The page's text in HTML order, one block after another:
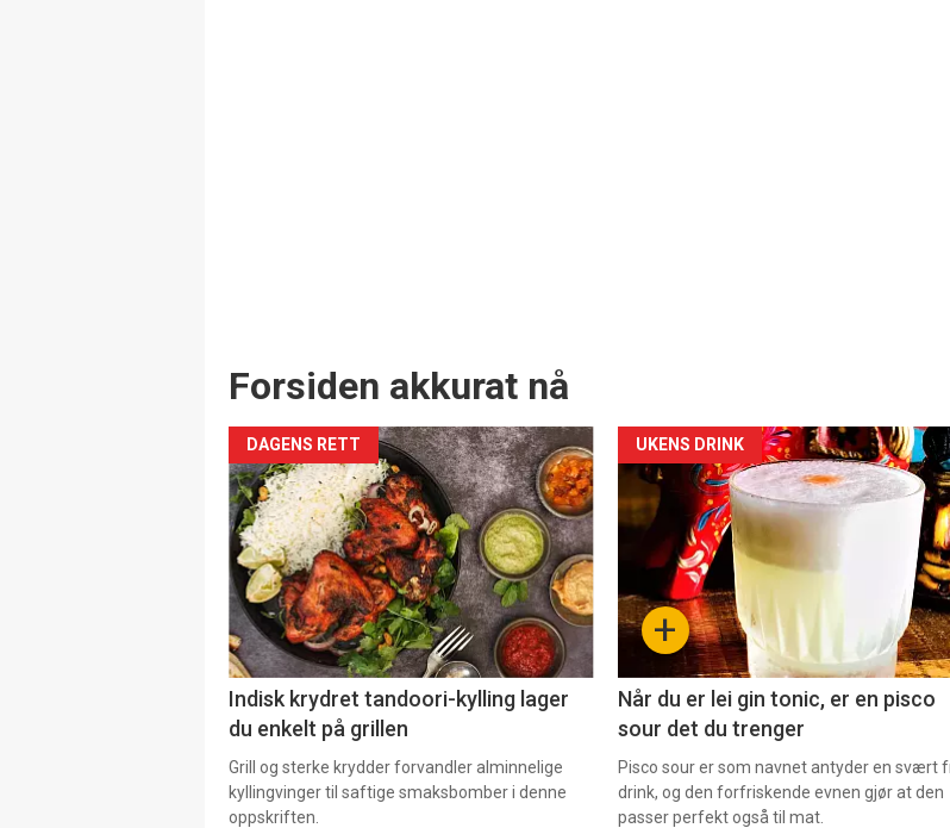
Forsiden akkurat nå
DAGENS RETT
Indisk krydret tandoori-kylling lager
du enkelt på grillen
Grill og sterke krydder forvandler alminnelige
kyllingvinger til saftige smaksbomber i denne
oppskriften.
Forsiden
akkurat
nå
-
+
UKENS DRINK
Når du er lei gin tonic, er en pisco
sour det du trenger
Pisco sour er som navnet antyder en svært
drink, og den forfriskende evnen gjør at den
passer perfekt også til mat.